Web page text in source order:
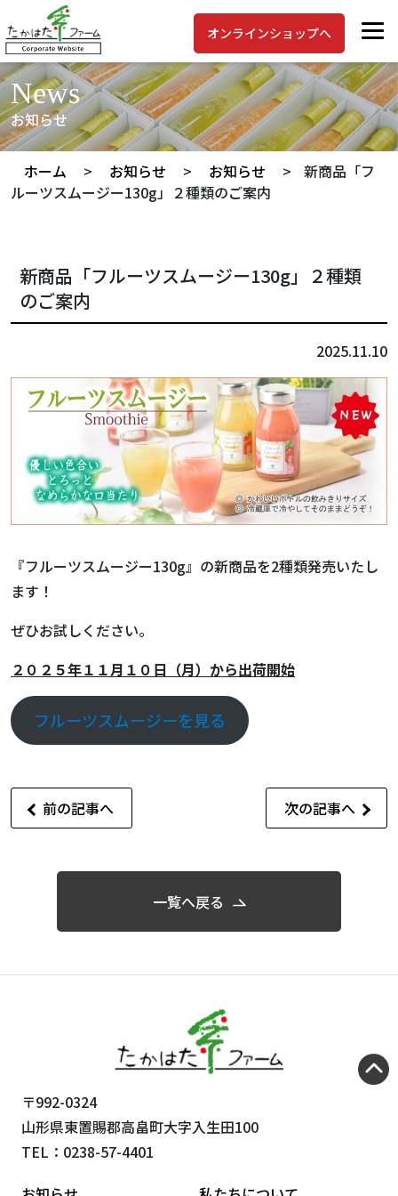
オンラインショップへ
News
お知らせ
ホーム > お知らせ > お知らせ >
新商品「フ
ルーツスムージー130g」２種類のご案内
新商品「フルーツスムージー130g」２種類
のご案内
2025.11.10
『フルーツスムージー130g』の新商品を2種類発売いたし
ます！
ぜひお試しください。
２０２５年１１月１０日（月）から出荷開始
フルーツスムージーを見る
前の記事へ 次の記事へ
一覧へ戻る
〒992-0324
山形県東置賜郡高畠町大字入生田100
TEL：0238-57-4401